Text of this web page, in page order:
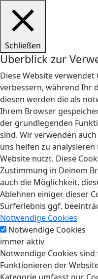
Schließen
Überblick zur
Diese Website
verbessern, während Ihr
diesen werden die als
Ihrem Browser
der grundlegenden
sind. Wir verwenden
uns helfen zu
Website nutzt. Diese
Zustimmung in Deinem
auch die Möglichkeit,
Ablehnen einiger dieser
Surferlebnis ggf.
Notwendige Cookies
Notwendige Cookies
immer aktiv
Notwendige Cookies
Funktionieren der